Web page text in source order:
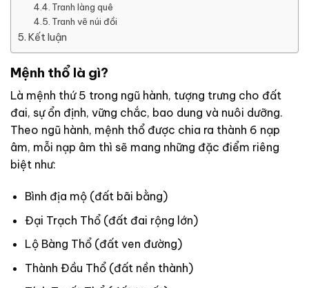
Tranh làng quê
Tranh vẽ núi đồi
Kết luận
Mệnh thổ là gì?
Là mệnh thứ 5 trong ngũ hành, tượng trưng cho đất
đai, sự ổn định, vững chắc, bao dung và nuôi dưỡng.
Theo ngũ hành, mệnh thổ được chia ra thành 6 nạp
âm, mỗi nạp âm thì sẽ mang những đặc điểm riêng
biệt như:
Bình địa mộ (đất bãi bằng)
Đại Trạch Thổ (đất đai rộng lớn)
Lộ Bàng Thổ (đất ven đường)
Thành Đầu Thổ (đất nền thành)